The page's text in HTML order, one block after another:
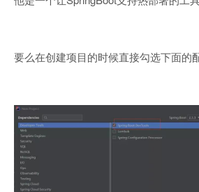
要么在创建项目的时候直接勾选下面的